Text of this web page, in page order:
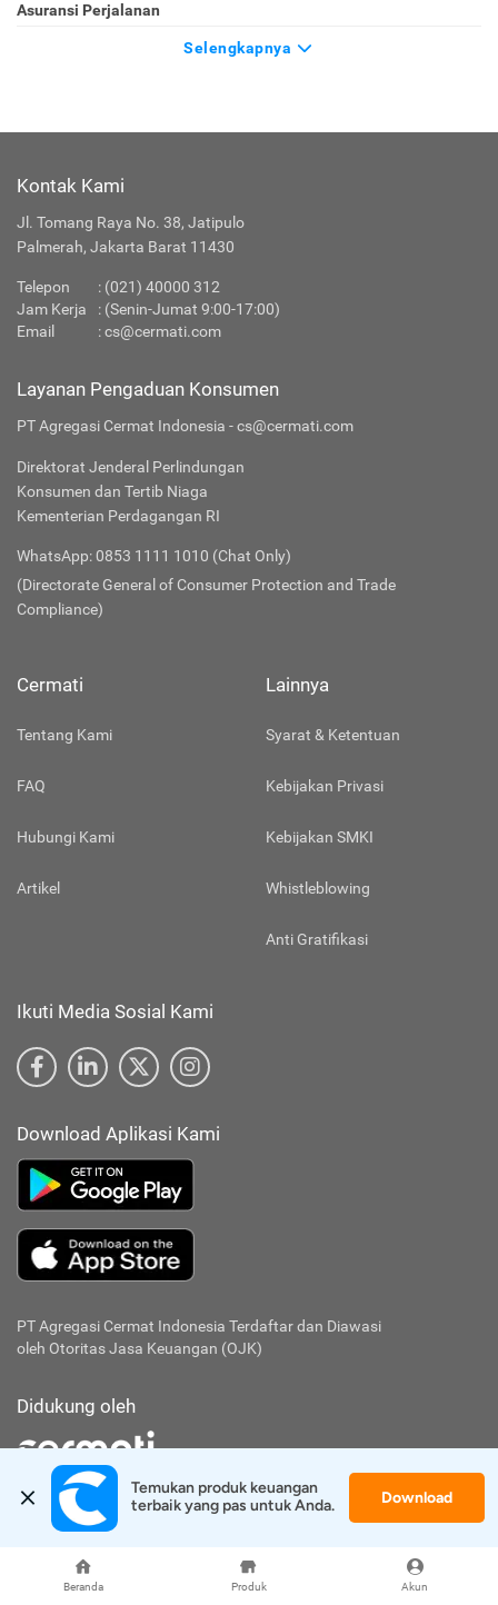
Beranda Produk Akun
Asuransi Perjalanan
Selengkapnya
Kontak Kami
Jl. Tomang Raya No. 38, Jatipulo
Palmerah, Jakarta Barat 11430
Telepon : (021) 40000 312
Jam Kerja
: (Senin-Jumat 9:00-17:00)
Email
:cs@cermati.com
Layanan Pengaduan Konsumen
PT Agregasi Cermat Indonesia - cs@cermati.com
Direktorat Jenderal Perlindungan
Konsumen dan Tertib Niaga
Kementerian Perdagangan RI
WhatsApp: 0853 1111 1010 (Chat Only)
(Directorate General of Consumer Protection and Trade
Compliance)
Cermati
Tentang Kami
FAQ
Hubungi Kami
Artikel
Lainnya
Syarat & Ketentuan
Kebijakan Privasi
Kebijakan SMKI
Whistleblowing
Anti Gratifikasi
Ikuti Media Sosial Kami
Download Aplikasi Kami
PT Agregasi Cermat Indonesia Terdaftar dan Diawasi
oleh Otoritas Jasa Keuangan (OJK)
Didukung oleh
PT Cermati Pialang Asuransi
KEP-596/PD.02/2025
Didukung oleh
Temukan produk keuangan
terbaik yang pas untuk Anda.
Download